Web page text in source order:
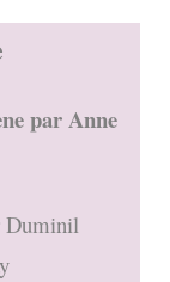
par Anne
Duminil